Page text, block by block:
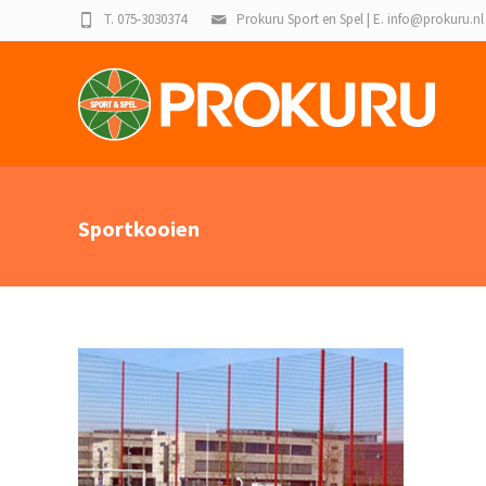
Prokuru Sport en Spel | E. info@prokuru.nl
T. 075-3030374
Sportkooien